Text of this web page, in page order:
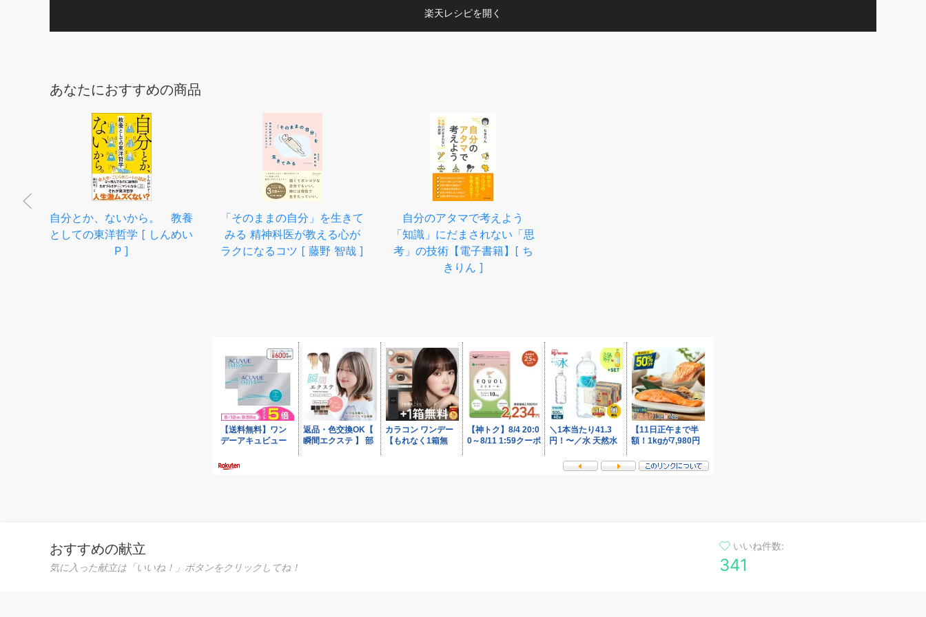
楽天レシピを開く
あなたにおすすめの商品
自分とか、ないから。 教養
としての東洋哲学 [ しんめい
P ]
「そのままの自分」を生きて
みる 精神科医が教える心が
ラクになるコツ [ 藤野 智哉 ]
自分のアタマで考えよう
「知識」にだまされない「思
考」の技術【電子書籍】[ ち
きりん ]
おすすめの献立
気に入った献立は「いいね！」ボタンをクリックしてね！
いいね件数:
341